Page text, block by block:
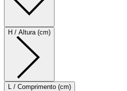
H / Altura (cm)
L / Comprimento (cm)